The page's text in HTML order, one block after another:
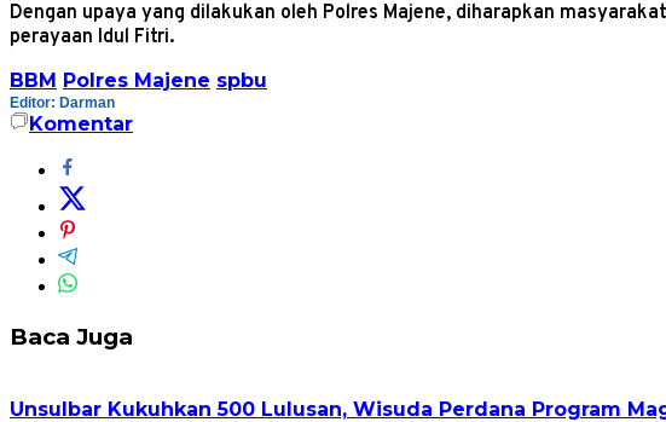
Dengan upaya yang dilakukan oleh Polres Majene, diharapkan
perayaan Idul Fitri.
BBM Polres Majene spbu
Editor: Darman
Komentar
Baca Juga
Unsulbar Kukuhkan 500 Lulusan, Wisuda Perdana Program